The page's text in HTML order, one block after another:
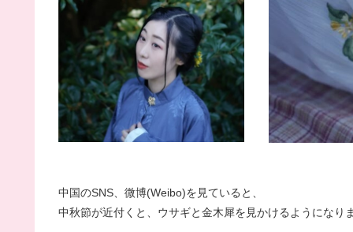
中国のSNS、微博(Weibo)を見ていると、
中秋節が近付くと、ウサギと金木犀を見かけるようになり